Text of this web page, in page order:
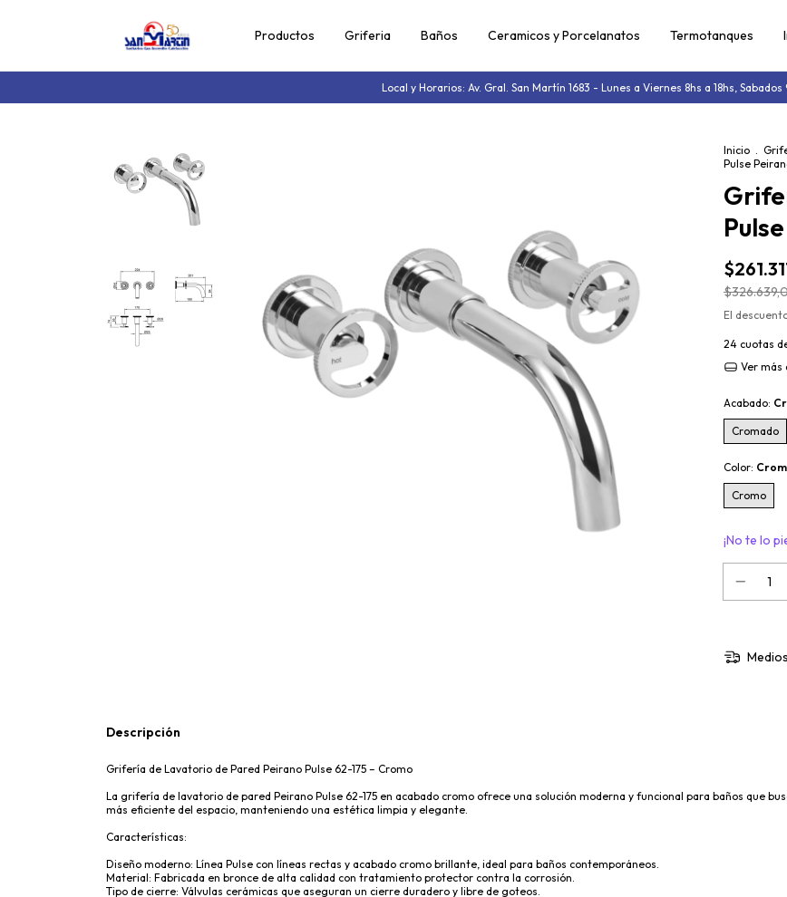
Productos Griferia Baños Ceramicos y Porcelanatos Termotanques
Local y Horarios: Av. Gral. San Martín 1683 - Lunes a Viernes 8hs a 18hs, Sabados
Inicio .
Pulse
El
24 cuotas
Ver más
Acabado:
Cromado
Color:
Cromo
¡No te lo
Descripción
Grifería de Lavatorio de Pared Peirano Pulse 62-175 – Cromo
La grifería de lavatorio de pared Peirano Pulse 62-175 en acabado cromo ofrece una solución moderna y funcional para baños que
más eficiente del espacio, manteniendo una estética limpia y elegante.
Características:
Diseño moderno: Línea Pulse con líneas rectas y acabado cromo brillante, ideal para baños contemporáneos.
Material: Fabricada en bronce de alta calidad con tratamiento protector contra la corrosión.
Tipo de cierre: Válvulas cerámicas que aseguran un cierre duradero y libre de goteos.